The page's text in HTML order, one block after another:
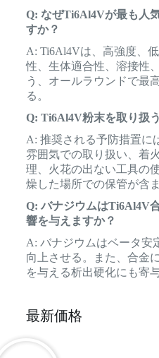
Q: なぜTi6Al4Vが最も人
すか？
A: Ti6Al4Vは、高強度、
性、生体適合性、溶接性
う、オールラウンドで最
る。
Q: Ti6Al4V粉末を取り扱
A: 推奨される予防措置に
雰囲気での取り扱い、着
理、火花の出ない工具の
燥した場所での保管が含ま
Q: バナジウムはTi6Al4V
響を与えますか？
A: バナジウムはベータ安
向上させる。また、合金
を与える析出硬化にも寄
最新価格